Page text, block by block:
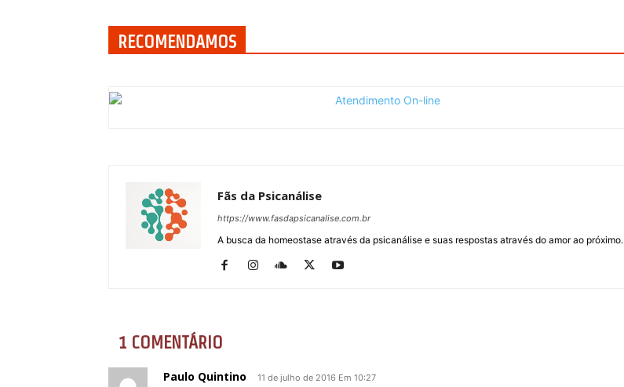
RECOMENDAMOS
Fãs da Psicanálise
https://www.fasdapsicanalise.com.br
A busca da homeostase através da psicanálise e suas respostas através do amor ao próximo.
1 COMENTÁRIO
Paulo Quintino 11 de julho de 2016 Em 10:27